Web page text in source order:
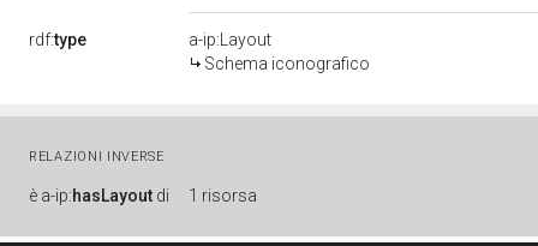
rdf:type
a-ip:Layout
Schema iconografico
RELAZIONI INVERSE
è a-ip:hasLayout di 1 risorsa